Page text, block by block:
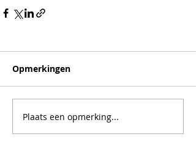
Opmerkingen
Plaats een opmerking...